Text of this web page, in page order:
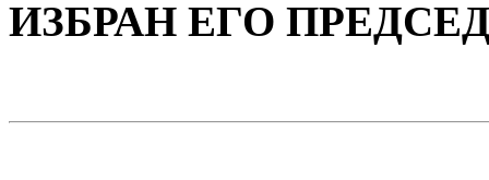
ИЗБРАН ЕГО